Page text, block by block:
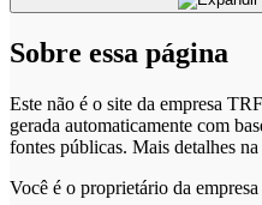
Sobre essa página
Este não é o site da empresa
gerada automaticamente com
fontes públicas. Mais detalhes na
Você é o proprietário da